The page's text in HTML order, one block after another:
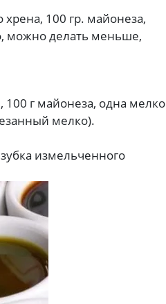
100 гр. майонеза,
можно делать меньше,
100 г майонеза, одна мелко
мелко).
измельченного